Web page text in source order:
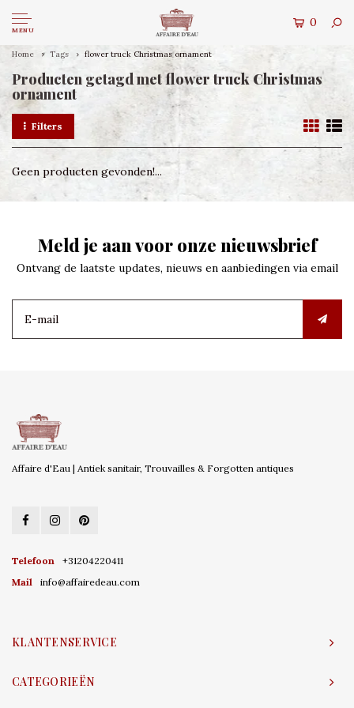
MENU
0
Home Tags flower truck Christmas ornament
Producten getagd met flower truck Christmas
ornament
Filters
Geen producten gevonden!...
Meld je aan voor onze nieuwsbrief
Ontvang de laatste updates, nieuws en aanbiedingen via email
Affaire d'Eau | Antiek sanitair, Trouvailles & Forgotten antiques
Telefoon
+31204220411
Mail
info@affairedeau.com
KLANTENSERVICE
CATEGORIEËN